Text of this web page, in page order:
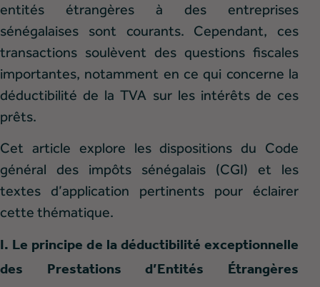
entités étrangères à des entreprises
sénégalaises sont courants. Cependant, ces
transactions soulèvent des questions fiscales
importantes, notamment en ce qui concerne la
déductibilité de la TVA sur les intérêts de ces
prêts.
Cet article explore les dispositions du Code
général des impôts sénégalais (CGI) et les
textes d’application pertinents pour éclairer
cette thématique.
I. Le principe de la déductibilité exceptionnelle
des Prestations d’Entités Étrangères